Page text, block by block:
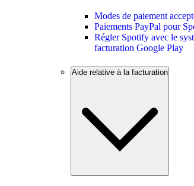
Modes de paiement
Paiements PayPal pour
Régler Spotify avec le
facturation Google Play
Aide relative à la facturation